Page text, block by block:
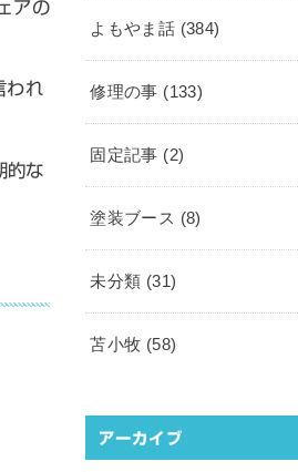
アの
われ
的な
よもやま話 (384)
修理の事 (133)
固定記事 (2)
塗装ブース (8)
未分類 (31)
苫小牧 (58)
アーカイブ